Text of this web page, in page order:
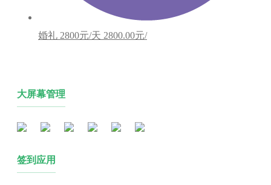
婚礼 2800元/天 2800.00元/
大屏幕管理
签到应用